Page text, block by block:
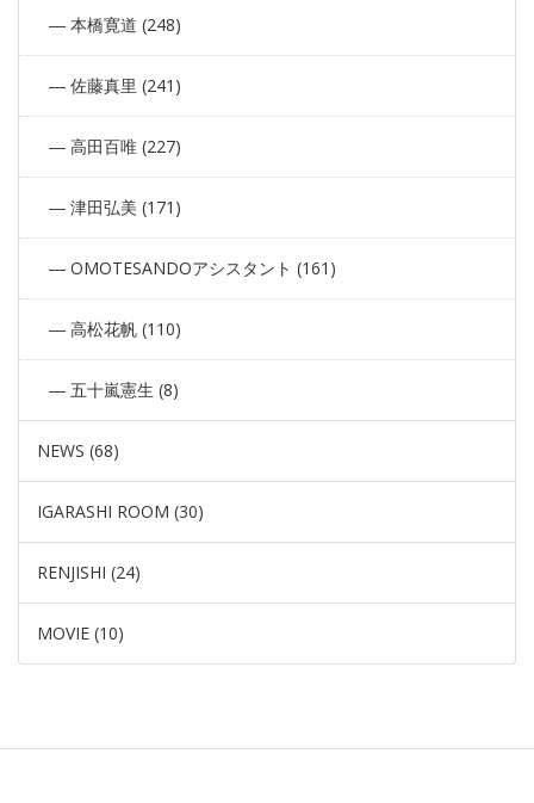
本橋寛道 (248)
佐藤真里 (241)
高田百唯 (227)
津田弘美 (171)
OMOTESANDOアシスタント (161)
高松花帆 (110)
五十嵐憲生 (8)
NEWS (68)
IGARASHI ROOM (30)
RENJISHI (24)
MOVIE (10)